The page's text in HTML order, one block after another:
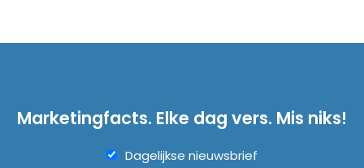
Marketingfacts. Elke dag vers. Mis niks!
Dagelijkse nieuwsbrief